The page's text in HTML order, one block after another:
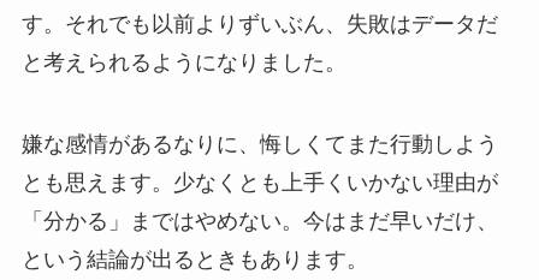
す。それでも以前よりずいぶん、失敗はデータだ
と考えられるようになりました。
嫌な感情があるなりに、悔しくてまた行動しよう
とも思えます。少なくとも上手くいかない理由が
「分かる」まではやめない。今はまだ早いだけ、
という結論が出るときもあります。